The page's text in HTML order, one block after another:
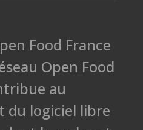
Food France
Open Food
au
du logiciel libre